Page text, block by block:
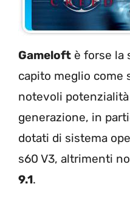
Gameloft è forse la
capito meglio come
notevoli
generazione, in
dotati di sistema
s60 V3, altrimenti
9.1.